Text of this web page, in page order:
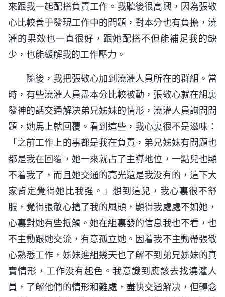
來跟我一起配搭負責工作。我聽後很高興，因為張敬
心比較善于發現工作中的問題，對本分也有負擔，澆
灌的果效也一直很好，跟她配搭不但能補足我的缺
少，也能緩解我的工作壓力。
隨後，我把張敬心加到澆灌人員所在的群組。當
時，有些澆灌人員盡本分比較被動，張敬心就在組裏
發神的話交通解决弟兄姊妹的情形，澆灌人員詢問問
題，她馬上就回覆。看到這些，我心裏很不是滋味：
「之前工作上的事都是我在負責，弟兄姊妹有問題也
都是我在回覆，她一來就占了主導地位，一點兒也顯
不着我了，而且她交通的亮光還是我没有的，這下大
家肯定覺得她比我强。」想到這兒，我心裏很不舒
服，覺得張敬心搶了我的風頭，顯得我處處不如她，
心裏對她有些抵觸。她在組裏發的信息我也不看，也
不主動跟她交流，有意孤立她。因着我不主動帶張敬
心熟悉工作，姊妹進組幾天也了解不到弟兄姊妹的真
實情形，工作没有起色。我意識到應該去找澆灌人
員，了解他們的情形和難處，盡快交通解决，但轉念